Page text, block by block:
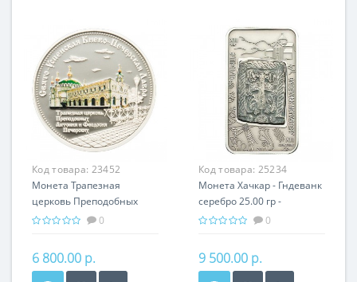
Код товара: 23452
Монета Трапезная
церковь Преподобных
Антония и Феодоссия
гр
0
6 800.00 р.
Код товара: 25234
Монета Хачкар - Гндеванк
серебро 25.00 гр -
православный подарок
0
9 500.00 р.